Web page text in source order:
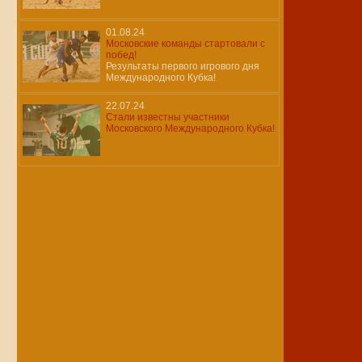
01.08.24
Московские команды стартовали с
побед!
Результаты первого игрового дня
Международного Кубка!
22.07.24
Стали известны участники
Московского Международного Кубка!